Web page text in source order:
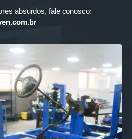
absurdos, fale conosco: